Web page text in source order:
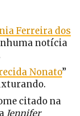
Ferreira dos
notícia
Nonato”
citado na
Jennifer